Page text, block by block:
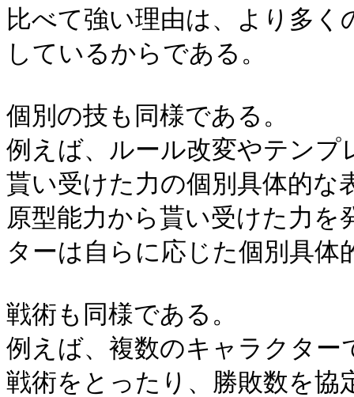
比べて強い理由は、より多
しているからである。
個別の技も同様である。
例えば、ルール改変やテンプ
貰い受けた力の個別具体的な
原型能力から貰い受けた力
ターは自らに応じた個別具
戦術も同様である。
例えば、複数のキャラクタ
戦術をとったり、勝敗数を